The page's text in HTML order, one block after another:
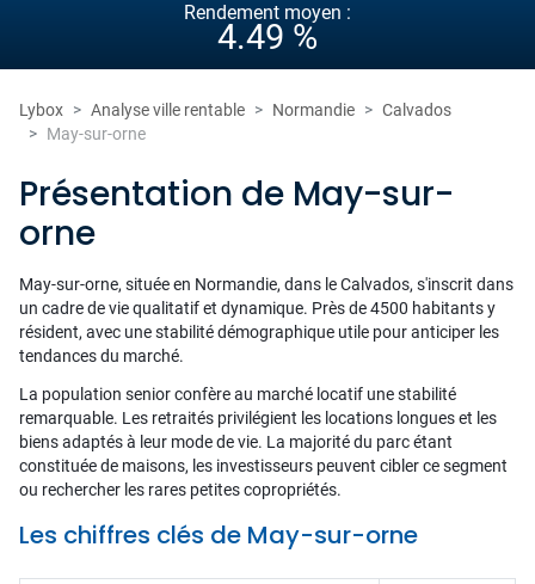
Rendement moyen :
4.49 %
Lybox Analyse ville rentable Normandie
Calvados
May-sur-orne
Présentation de May-sur-
orne
May-sur-orne, située en Normandie, dans le Calvados, s'inscrit dans
un cadre de vie qualitatif et dynamique. Près de 4500 habitants y
résident, avec une stabilité démographique utile pour anticiper les
tendances du marché.
La population senior confère au marché locatif une stabilité
remarquable. Les retraités privilégient les locations longues et les
biens adaptés à leur mode de vie. La majorité du parc étant
constituée de maisons, les investisseurs peuvent cibler ce segment
ou rechercher les rares petites copropriétés.
Les chiffres clés de May-sur-orne